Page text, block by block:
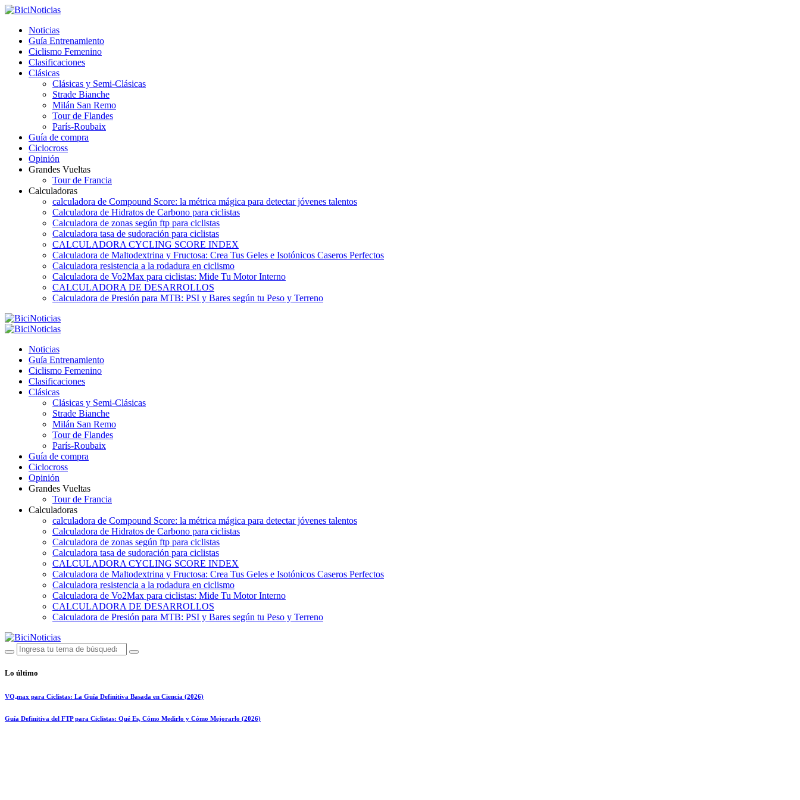
Noticias
Guía Entrenamiento
Ciclismo Femenino
Clasificaciones
Clásicas
Clásicas y Semi-Clásicas
Strade Bianche
Milán San Remo
Tour de Flandes
París-Roubaix
Guía de compra
Ciclocross
Opinión
Grandes Vueltas
Tour de Francia
Calculadoras
calculadora de Compound Score: la métrica mágica para detectar jóvenes talentos
Calculadora de Hidratos de Carbono para ciclistas
Calculadora de zonas según ftp para ciclistas
Calculadora tasa de sudoración para ciclistas
CALCULADORA CYCLING SCORE INDEX
Calculadora de Maltodextrina y Fructosa: Crea Tus Geles e Isotónicos Caseros Perfectos
Calculadora resistencia a la rodadura en ciclismo
Calculadora de Vo2Max para ciclistas: Mide Tu Motor Interno
CALCULADORA DE DESARROLLOS
Calculadora de Presión para MTB: PSI y Bares según tu Peso y Terreno
Noticias
Guía Entrenamiento
Ciclismo Femenino
Clasificaciones
Clásicas
Clásicas y Semi-Clásicas
Strade Bianche
Milán San Remo
Tour de Flandes
París-Roubaix
Guía de compra
Ciclocross
Opinión
Grandes Vueltas
Tour de Francia
Calculadoras
calculadora de Compound Score: la métrica mágica para detectar jóvenes talentos
Calculadora de Hidratos de Carbono para ciclistas
Calculadora de zonas según ftp para ciclistas
Calculadora tasa de sudoración para ciclistas
CALCULADORA CYCLING SCORE INDEX
Calculadora de Maltodextrina y Fructosa: Crea Tus Geles e Isotónicos Caseros Perfectos
Calculadora resistencia a la rodadura en ciclismo
Calculadora de Vo2Max para ciclistas: Mide Tu Motor Interno
CALCULADORA DE DESARROLLOS
Calculadora de Presión para MTB: PSI y Bares según tu Peso y Terreno
Lo último
VO₂max para Ciclistas: La Guía Definitiva Basada en Ciencia (2026)
Guía Definitiva del FTP para Ciclistas: Qué Es, Cómo Medirlo y Cómo Mejorarlo (2026)